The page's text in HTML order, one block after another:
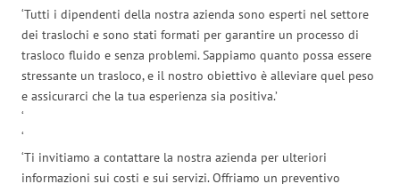
‘Tutti i dipendenti della nostra azienda sono esperti nel settore
dei traslochi e sono stati formati per garantire un processo di
trasloco fluido e senza problemi. Sappiamo quanto possa essere
stressante un trasloco, e il nostro obiettivo è alleviare quel peso
e assicurarci che la tua esperienza sia positiva.’
‘
‘
‘Ti invitiamo a contattare la nostra azienda per ulteriori
informazioni sui costi e sui servizi. Offriamo un preventivo